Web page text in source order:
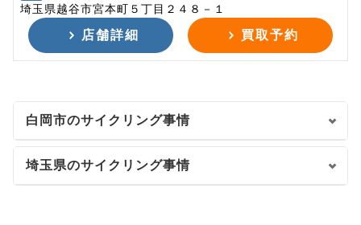
埼玉県越谷市宮本町５丁目２４８－１
店舗詳細 買取予約
白岡市のサイクリング事情
埼玉県のサイクリング事情